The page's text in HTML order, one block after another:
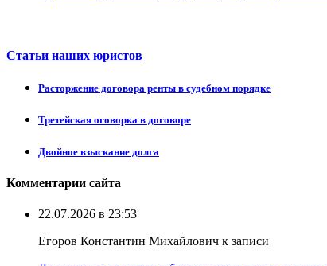
Статьи наших юристов
Расторжение договора ренты в судебном порядке
Третейская оговорка в договоре
Двойное взыскание долга
Комментарии сайта
22.07.2026 в 23:53
Егоров Константин Михайлович к записи